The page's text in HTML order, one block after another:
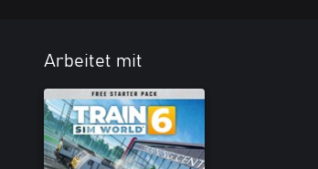
Arbeitet mit